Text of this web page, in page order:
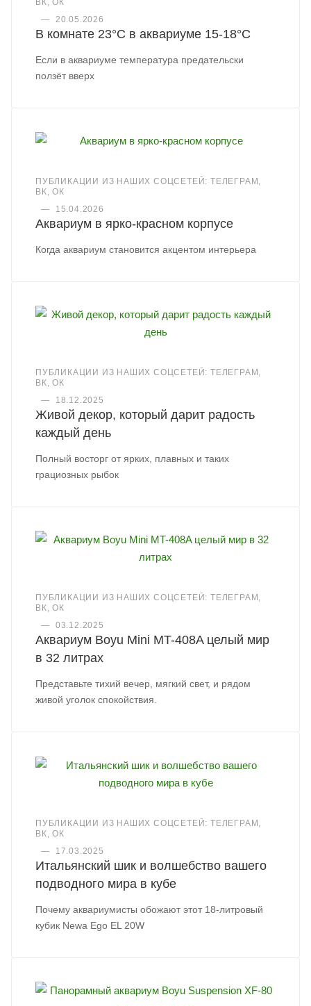
ВК, ОК
—
20.05.2026
В комнате 23°C в аквариуме 15-18°C
Если в аквариуме температура предательски
ползёт вверх
ПУБЛИКАЦИИ ИЗ НАШИХ СОЦСЕТЕЙ: ТЕЛЕГРАМ,
ВК, ОК
—
15.04.2026
Аквариум в ярко-красном корпусе
Когда аквариум становится акцентом интерьера
ПУБЛИКАЦИИ ИЗ НАШИХ СОЦСЕТЕЙ: ТЕЛЕГРАМ,
ВК, ОК
—
18.12.2025
Живой декор, который дарит радость
каждый день
Полный восторг от ярких, плавных и таких
грациозных рыбок
ПУБЛИКАЦИИ ИЗ НАШИХ СОЦСЕТЕЙ: ТЕЛЕГРАМ,
ВК, ОК
—
03.12.2025
Аквариум Boyu Mini MT-408A целый мир
в 32 литрах
Представьте тихий вечер, мягкий свет, и рядом
живой уголок спокойствия.
ПУБЛИКАЦИИ ИЗ НАШИХ СОЦСЕТЕЙ: ТЕЛЕГРАМ,
ВК, ОК
—
17.03.2025
Итальянский шик и волшебство вашего
подводного мира в кубе
Почему аквариумисты обожают этот 18-литровый
кубик Newa Ego EL 20W